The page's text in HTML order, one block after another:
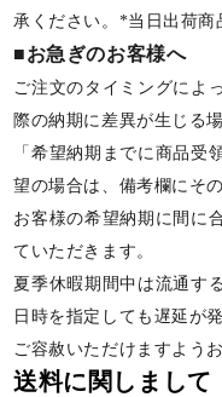
承ください。*当日出荷商
■お急ぎのお客様へ
ご注文のタイミングによ
際の納期に差異が生じる
「希望納期までに商品受
望の場合は、備考欄にそ
お客様の希望納期に間に
ていただきます。
夏季休暇期間中は流通す
日時を指定しても遅延が
ご容赦いただけますよう
送料に関しまして